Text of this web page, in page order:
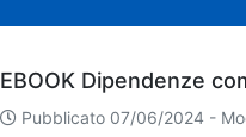
Archivio
EBOOK Dipendenze
Pubblicato 07/06/2024 -